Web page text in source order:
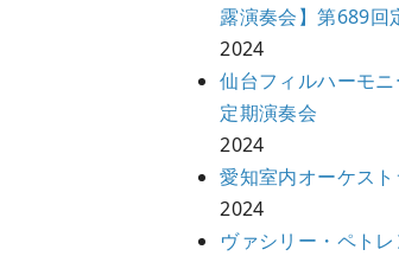
露演奏会】第689回
2024
仙台フィルハーモ
定期演奏会
2024
愛知室内オーケス
2024
ヴァシリー・ペト